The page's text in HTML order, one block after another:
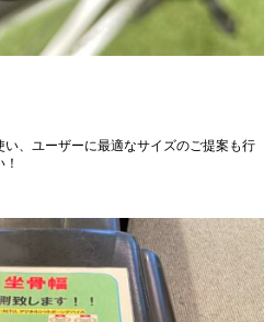
、ユーザーに最適なサイズのご提案も行